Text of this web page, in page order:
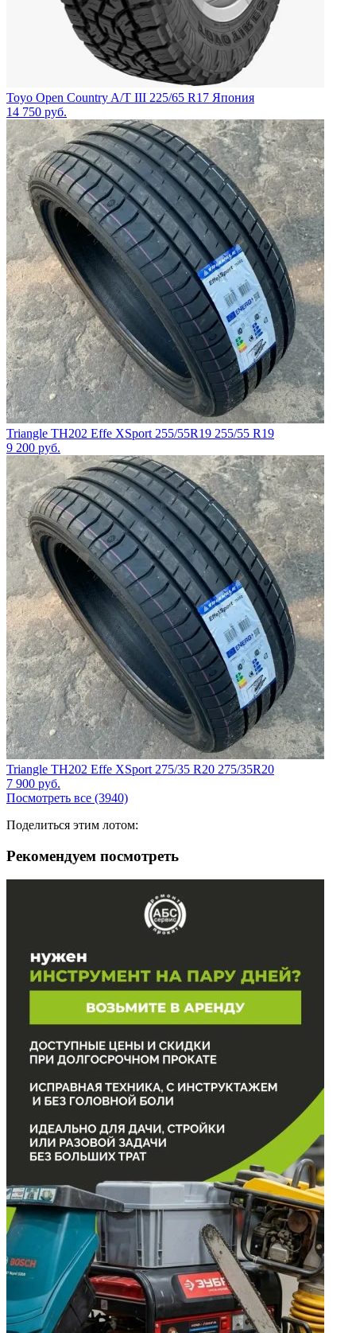
Toyo Open Country A/T III 225/65 R17 Япония
14 750 руб.
Triangle TH202 Effe XSport 255/55R19 255/55 R19
9 200 руб.
Triangle TH202 Effe XSport 275/35 R20 275/35R20
7 900 руб.
Посмотреть все (3940)
Поделиться этим лотом:
Рекомендуем посмотреть